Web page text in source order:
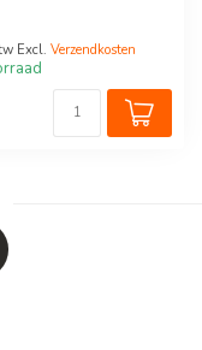
b...
Excl. Verzendkosten